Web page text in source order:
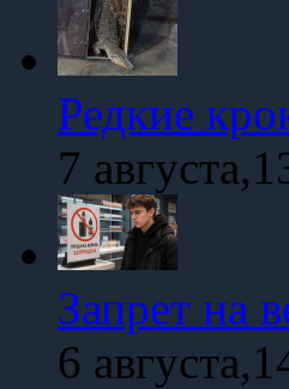
Редкие
7
Запрет на
6